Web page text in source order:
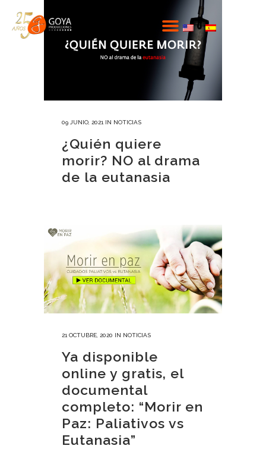
09 JUNIO, 2021 IN NOTICIAS
¿Quién quiere
morir? NO al drama
de la eutanasia
21 OCTUBRE, 2020 IN NOTICIAS
Ya disponible
online y gratis, el
documental
completo: “Morir en
Paz: Paliativos vs
Eutanasia”